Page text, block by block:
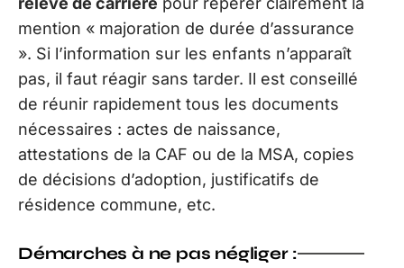
mention « majoration de durée d’assurance
». Si l’information sur les enfants n’apparaît
pas, il faut réagir sans tarder. Il est conseillé
de réunir rapidement tous les documents
nécessaires : actes de naissance,
attestations de la CAF ou de la MSA, copies
de décisions d’adoption, justificatifs de
résidence commune, etc.
Démarches à ne pas négliger :